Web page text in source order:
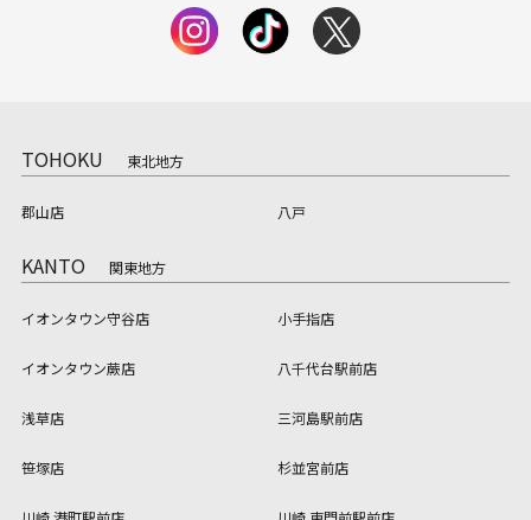
TOHOKU 東北地方
郡山店 八戸
KANTO 関東地方
イオンタウン守谷店 小手指店
イオンタウン蕨店 八千代台駅前店
浅草店 三河島駅前店
笹塚店 杉並宮前店